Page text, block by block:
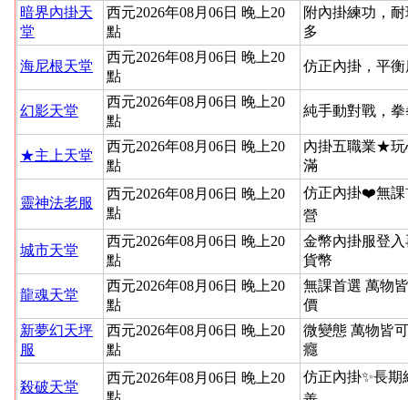
暗界內掛天
堂
西元2026年08月06日 晚上20
點
附內掛練功，
多
海尼根天堂
西元2026年08月06日 晚上20
點
仿正內掛，平
幻影天堂
西元2026年08月06日 晚上20
點
純手動對戰，
★主上天堂
西元2026年08月06日 晚上20
點
內掛五職業★玩
滿
靈神法老服
西元2026年08月06日 晚上20
點
仿正內掛❤️無
營
城市天堂
西元2026年08月06日 晚上20
點
金幣內掛服登
貨幣
龍魂天堂
西元2026年08月06日 晚上20
點
無課首選 萬物
價
新夢幻天坪
服
西元2026年08月06日 晚上20
點
微變態 萬物皆
癮
殺破天堂
西元2026年08月06日 晚上20
點
仿正內掛✨長